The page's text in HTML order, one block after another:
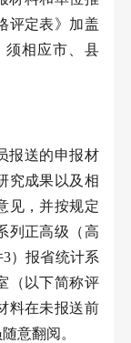
评定表》加盖
须相应市、县
报送的申报材
究成果以及相
见，并按规定
列正高级（高
3）报省统计系
（以下简称评
料在未报送前
意翻阅。